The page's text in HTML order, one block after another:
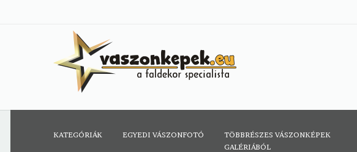
KATEGÓRIÁK EGYEDI VÁSZONFOTÓ
TÖBBRÉSZES VÁSZONKÉPEK
GALÉRIÁBÓL